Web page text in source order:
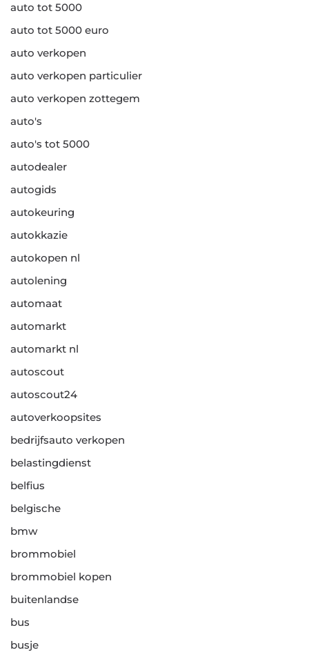
auto tot 5000
auto tot 5000 euro
auto verkopen
auto verkopen particulier
auto verkopen zottegem
auto's
auto's tot 5000
autodealer
autogids
autokeuring
autokkazie
autokopen nl
autolening
automaat
automarkt
automarkt nl
autoscout
autoscout24
autoverkoopsites
bedrijfsauto verkopen
belastingdienst
belfius
belgische
bmw
brommobiel
brommobiel kopen
buitenlandse
bus
busje